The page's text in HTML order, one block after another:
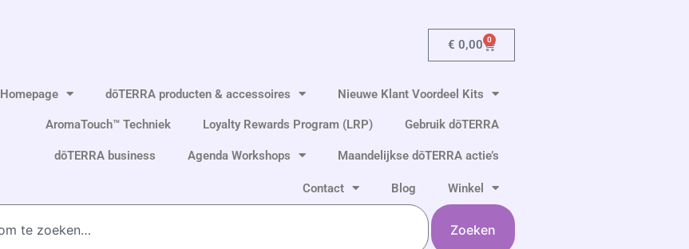
€ 0,00 0
Winkelwagen
Homepage dōTERRA producten & accessoires Nieuwe Klant Voordeel Kits
AromaTouch™ Techniek Loyalty Rewards Program (LRP) Gebruik dōTERRA
dōTERRA business Agenda Workshops Maandelijkse dōTERRA actie’s
Contact Blog Winkel
Zoeken